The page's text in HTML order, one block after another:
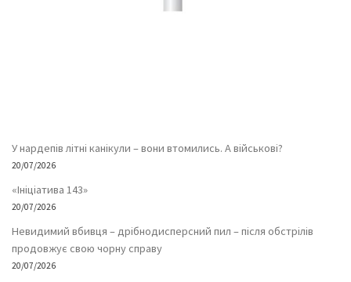
У нардепів літні канікули – вони втомились. А військові?
20/07/2026
«Ініціатива 143»
20/07/2026
Невидимий вбивця – дрібнодисперсний пил – після обстрілів
продовжує свою чорну справу
20/07/2026